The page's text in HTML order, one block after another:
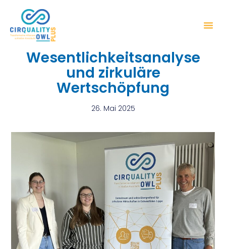
Wesentlichkeitsanalyse
und zirkuläre
Wertschöpfung
26. Mai 2025